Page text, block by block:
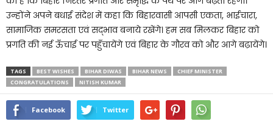
उन्होंने अपने बधाई संदेश में कहा कि बिहारवासी आपसी एकता, भाईचारा,
सामाजिक समरसता एवं सद्भाव बनाये रखेंगे। हम सब मिलकर बिहार को
प्रगति की नई ऊँचाई पर पहुँचायेंगे एवं बिहार के गौरव को और आगे बढ़ायेंगे।
TAGS BEST WISHES BIHAR DIWAS BIHAR NEWS
CHIEF MINISTER
CONGRATULATIONS
NITISH KUMAR
Facebook Twitter